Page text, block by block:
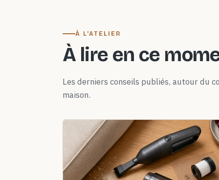
À L'ATELIER
À lire en ce
Les derniers conseils publiés, autour du
maison.